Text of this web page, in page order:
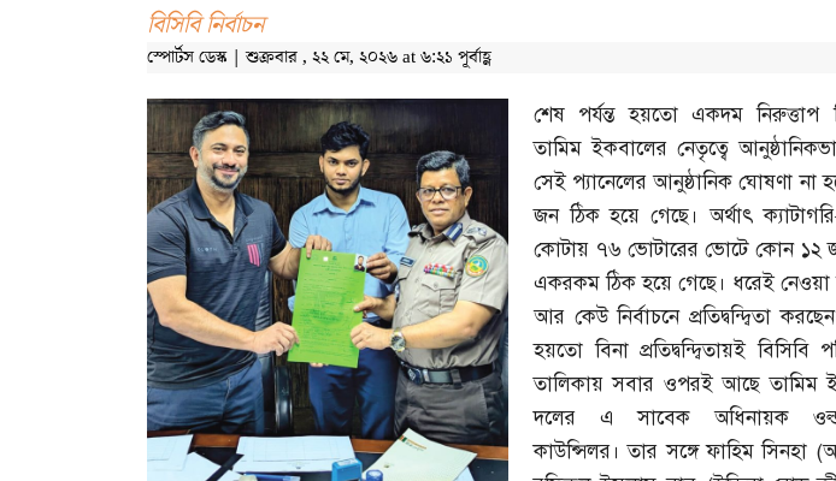
বিসিবি নির্বাচন
স্পোর্টস ডেস্ক | শুক্রবার , ২২ মে, ২০২৬ at ৬:২১ পূর্বাহ্ণ
শেষ পর্যন্ত হয়তো একদম নিরুত্তাপ
তামিম ইকবালের নেতৃত্বে
সেই প্যানেলের আনুষ্ঠানিক ঘোষণা না
জন ঠিক হয়ে গেছে। অর্থাৎ ক্যাটাগরি
কোটায় ৭৬ ভোটারের ভোটে কোন ১২
একরকম ঠিক হয়ে গেছে। ধরেই নেওয়া
আর কেউ নির্বাচনে প্রতিদ্বন্দ্বিতা
হয়তো বিনা প্রতিদ্বন্দ্বিতায়ই বিসিবি
তালিকায় সবার ওপরই আছে তামিম
দলের এ সাবেক অধিনায়ক
কাউন্সিলর। তার সঙ্গে ফাহিম সিনহা (